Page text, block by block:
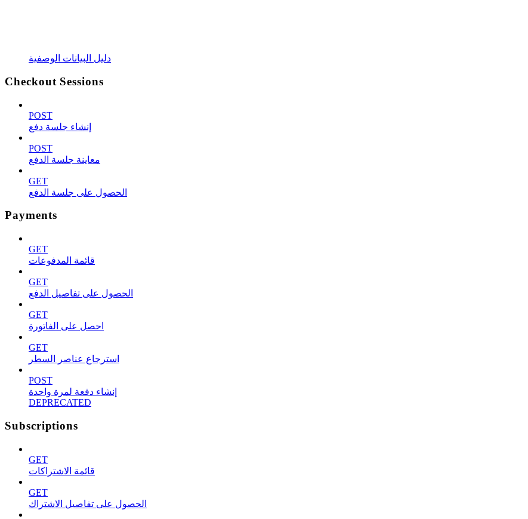
دليل البيانات الوصفية
Checkout Sessions
POST
إنشاء جلسة دفع
POST
معاينة جلسة الدفع
GET
الحصول على جلسة الدفع
Payments
GET
قائمة المدفوعات
GET
الحصول على تفاصيل الدفع
GET
احصل على الفاتورة
GET
استرجاع عناصر السطر
POST
إنشاء دفعة لمرة واحدة
DEPRECATED
Subscriptions
GET
قائمة الاشتراكات
GET
الحصول على تفاصيل الاشتراك